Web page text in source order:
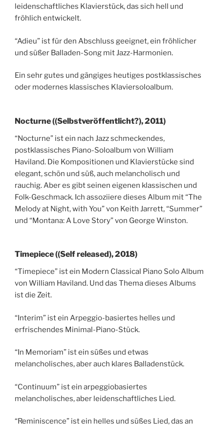
leidenschaftliches Klavierstück, das sich hell und
fröhlich entwickelt.
“Adieu” ist für den Abschluss geeignet, ein fröhlicher
und süßer Balladen-Song mit Jazz-Harmonien.
Ein sehr gutes und gängiges heutiges postklassisches
oder modernes klassisches Klaviersoloalbum.
Nocturne ((Selbstveröffentlicht?), 2011)
“Nocturne” ist ein nach Jazz schmeckendes,
postklassisches Piano-Soloalbum von William
Haviland. Die Kompositionen und Klavierstücke sind
elegant, schön und süß, auch melancholisch und
rauchig. Aber es gibt seinen eigenen klassischen und
Folk-Geschmack. Ich assoziiere dieses Album mit “The
Melody at Night, with You” von Keith Jarrett, “Summer”
und “Montana: A Love Story” von George Winston.
Timepiece ((Self released), 2018)
“Timepiece” ist ein Modern Classical Piano Solo Album
von William Haviland. Und das Thema dieses Albums
ist die Zeit.
“Interim” ist ein Arpeggio-basiertes helles und
erfrischendes Minimal-Piano-Stück.
“In Memoriam” ist ein süßes und etwas
melancholisches, aber auch klares Balladenstück.
“Continuum” ist ein arpeggiobasiertes
melancholisches, aber leidenschaftliches Lied.
“Reminiscence” ist ein helles und süßes Lied, das an